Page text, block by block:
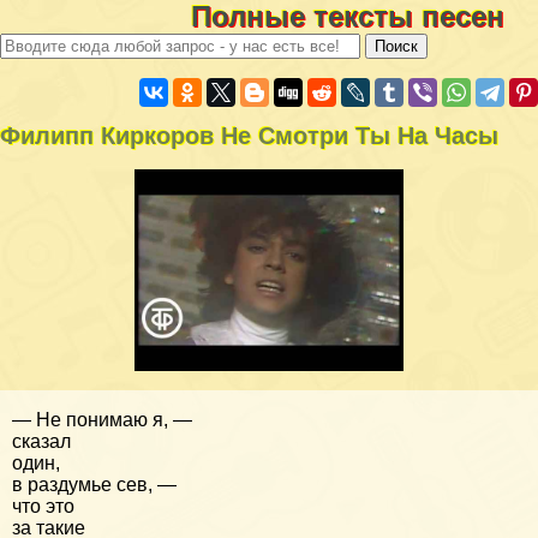
Полные тексты песен
Филипп Киркоров Не Смотри Ты На Часы
— Не понимаю я, —
сказал
один,
в раздумье сев, —
что это
за такие